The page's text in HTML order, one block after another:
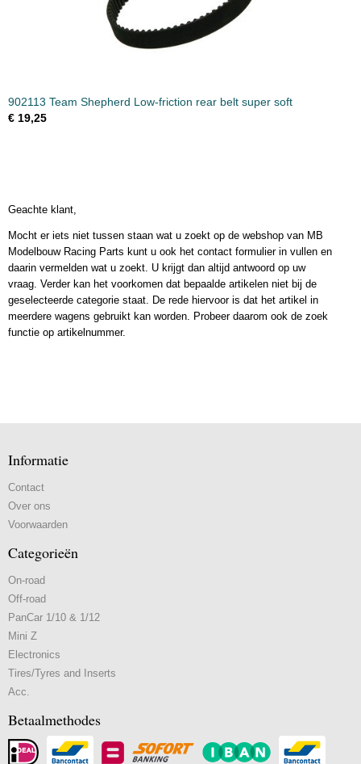
902113 Team Shepherd Low-friction rear belt super soft
€ 19,25
Geachte klant,
Mocht er iets niet tussen staan wat u zoekt op de webshop van MB
Modelbouw Racing Parts kunt u ook het contact formulier in vullen en
daarin vermelden wat u zoekt. U krijgt dan altijd antwoord op uw
vraag. Verder kan het voorkomen dat bepaalde artikelen niet bij de
geselecteerde categorie staat. De rede hiervoor is dat het artikel in
meerdere wagens gebruikt kan worden. Probeer daarom ook de zoek
functie op artikelnummer.
Informatie
Contact
Over ons
Voorwaarden
Categorieën
On-road
Off-road
PanCar 1/10 & 1/12
Mini Z
Electronics
Tires/Tyres and Inserts
Acc.
Betaalmethodes